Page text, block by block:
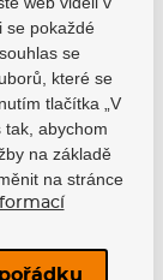
Chránič zubů
Safe Jawz
Extro Series
Fangz Pink
Nové chrániče
zubů...
Skladem
399 Kč
Detail
se pokaždé
se
které se
tlačítka „V
tak, abychom
na základě
na stránce